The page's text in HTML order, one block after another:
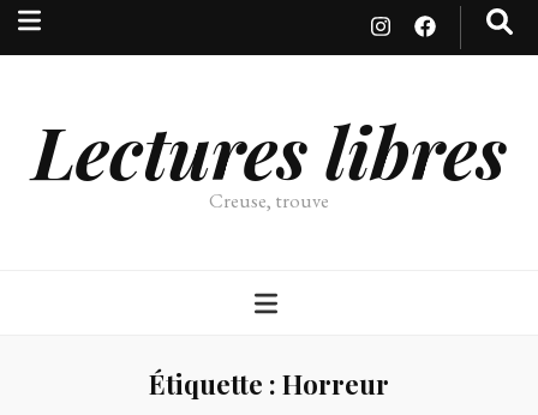
Lectures libres
Creuse, trouve
Étiquette : Horreur